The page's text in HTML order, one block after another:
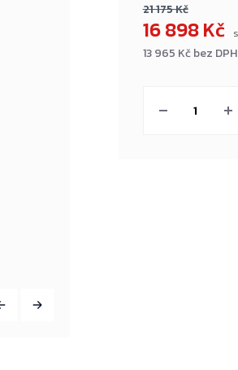
21 175 Kč
16 898 Kč
13 965 Kč bez DPH